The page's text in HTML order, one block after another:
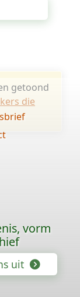
getoond
die
vorm
uit